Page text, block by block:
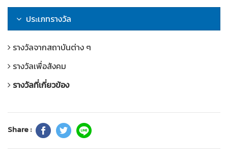
ประเภทรางวัล
รางวัลจากสถาบันต่าง ๆ
รางวัลเพื่อสังคม
รางวัลที่เกี่ยวข้อง
Share :